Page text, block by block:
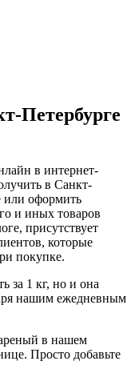
Петербурге
в интернет-
в Санкт-
или оформить
и иных товаров
присутствует
которые
покупке.
за 1 кг, но и она
нашим ежедневным
в нашем
Просто добавьте